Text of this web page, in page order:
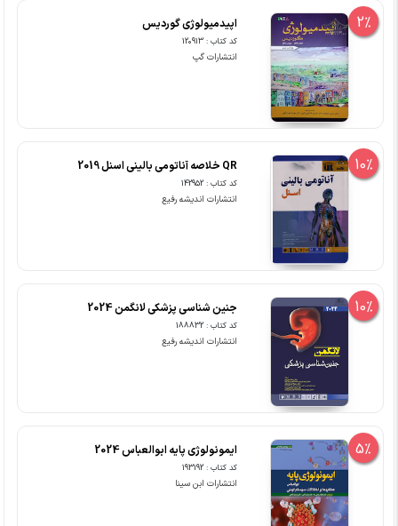
2% اپیدمیولوژی گوردیس
کد کتاب : 120913
انتشارات گپ
10% QR خلاصه آناتومی بالینی اسنل 2019
کد کتاب : 142952
انتشارات اندیشه رفیع
10% جنین شناسی پزشکی لانگمن 2024
کد کتاب : 188832
انتشارات اندیشه رفیع
5% ایمونولوژی پایه ابوالعباس 2024
کد کتاب : 193192
انتشارات ابن سینا